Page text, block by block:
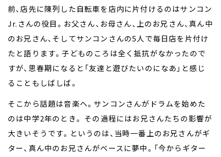
前、店先に陳列した自転車を店内に片付けるのはサンコン
Jr.さんの役目。お父さん、お母さん、上のお兄さん、真ん中
のお兄さん、そしてサンコンさんの5人で毎日店を片付け
たと語ります。子どものころは全く抵抗がなかったので
すが、思春期になると「友達と遊びたいのになあ」と感じ
ることもしばしば。
そこから話題は音楽へ。サンコンさんがドラムを始めた
のは中学2年のとき。 その過程にはお兄さんたちの影響が
大きいそうです。というのは、当時一番上のお兄さんがギ
ター、真ん中のお兄さんがベースに夢中。「今からギター